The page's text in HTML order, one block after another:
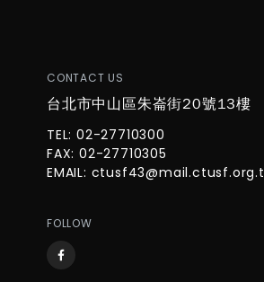
CONTACT US
台北市中山區朱崙街20號13樓
TEL: 02-27710300
FAX: 02-27710305
EMAIL:
FOLLOW